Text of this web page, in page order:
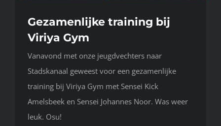
Gezamenlijke training bij
Viriya Gym
Vanavond met onze jeugdvechters naar
Stadskanaal geweest voor een gezamenlijke
training bij Viriya Gym met Sensei Kick
Amelsbeek en Sensei Johannes Noor. Was weer
leuk. Osu!